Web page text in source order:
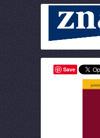
Save